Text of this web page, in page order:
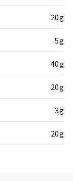
20g
5g
40g
20g
3g
20g